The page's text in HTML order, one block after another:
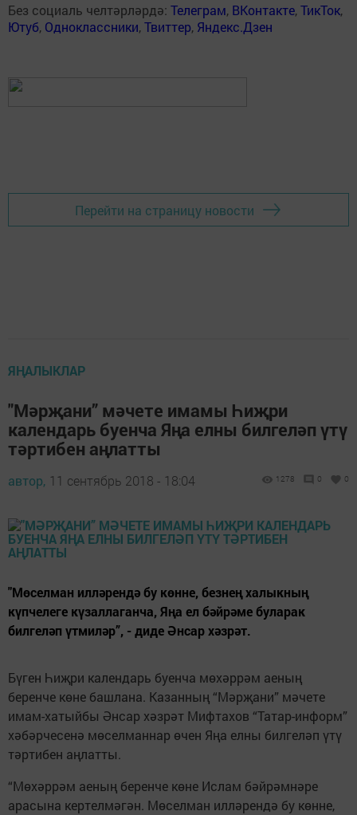
Без социаль челтәрләрдә: Телеграм, ВКонтакте,ТикТок,
Ютуб, Одноклассники,Твиттер, Яндекс.Дзен
Перейти на страницу новости
ЯҢАЛЫКЛАР
"Мәрҗани” мәчете имамы Һиҗри
календарь буенча Яңа елны билгеләп үтү
тәртибен аңлатты
автор, 11 сентябрь 2018 - 18:04 1278 0 0
"Мөселман илләрендә бу көнне, безнең халыкның
күпчелеге күзаллаганча, Яңа ел бәйрәме буларак
билгеләп үтмиләр”, - диде Әнсар хәзрәт.
Бүген Һиҗри календарь буенча мөхәррәм аеның
беренче көне башлана. Казанның “Мәрҗани” мәчете
имам-хатыйбы Әнсар хәзрәт Мифтахов “Татар-информ”
хәбәрчесенә мөселманнар өчен Яңа елны билгеләп үтү
тәртибен аңлатты.
“Мөхәррәм аеның беренче көне Ислам бәйрәмнәре
арасына кертелмәгән. Мөселман илләрендә бу көнне,